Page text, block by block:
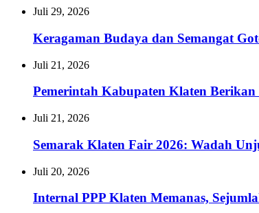
Juli 29, 2026
Keragaman Budaya dan Semangat
Juli 21, 2026
Pemerintah Kabupaten Klaten
Juli 21, 2026
Semarak Klaten Fair 2026: Wadah
Juli 20, 2026
Internal PPP Klaten Memanas,